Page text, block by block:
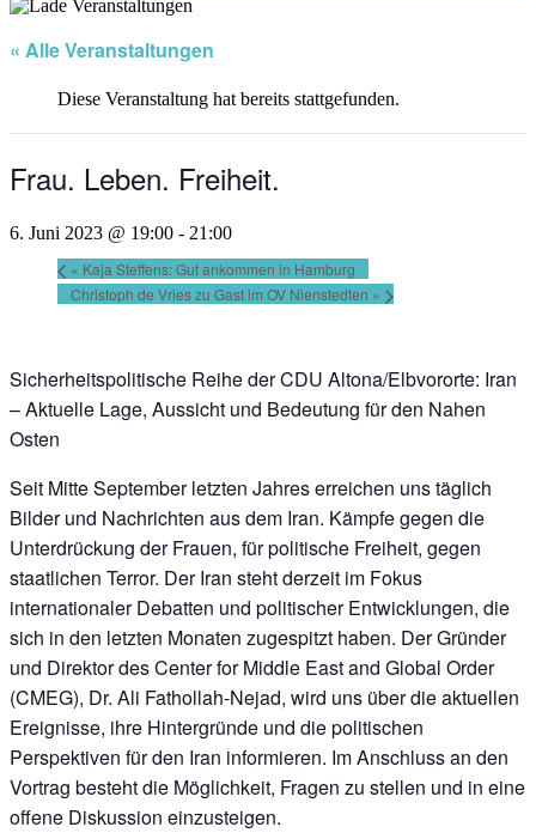
« Alle Veranstaltungen
Diese Veranstaltung hat bereits stattgefunden.
Frau. Leben. Freiheit.
6. Juni 2023 @ 19:00 - 21:00
« Kaja Steffens: Gut ankommen in Hamburg
Christoph de Vries zu Gast im OV Nienstedten »
Sicherheitspolitische Reihe der CDU Altona/Elbvororte: Iran
– Aktuelle Lage, Aussicht und Bedeutung für den Nahen
Osten
Seit Mitte September letzten Jahres erreichen uns täglich
Bilder und Nachrichten aus dem Iran. Kämpfe gegen die
Unterdrückung der Frauen, für politische Freiheit, gegen
staatlichen Terror. Der Iran steht derzeit im Fokus
internationaler Debatten und politischer Entwicklungen, die
sich in den letzten Monaten zugespitzt haben. Der Gründer
und Direktor des Center for Middle East and Global Order
(CMEG), Dr. Ali Fathollah-Nejad, wird uns über die aktuellen
Ereignisse, ihre Hintergründe und die politischen
Perspektiven für den Iran informieren. Im Anschluss an den
Vortrag besteht die Möglichkeit, Fragen zu stellen und in eine
offene Diskussion einzusteigen.